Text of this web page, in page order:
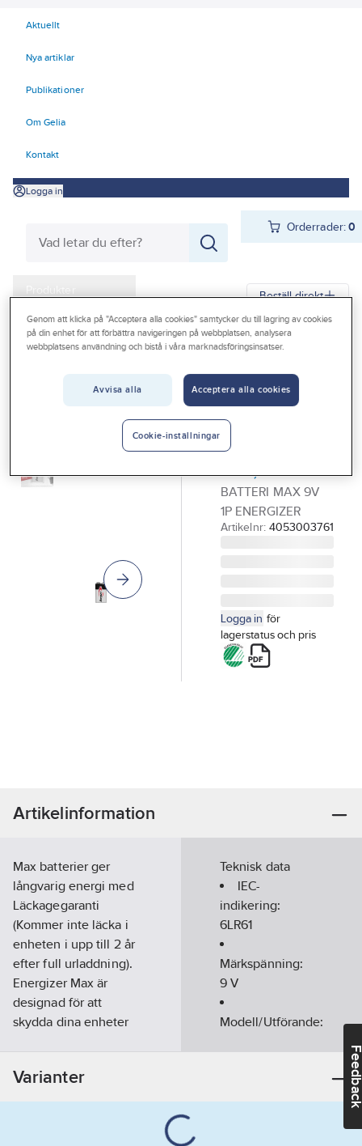
Aktuellt
Nya artiklar
Publikationer
Om Gelia
Kontakt
Logga in
Orderrader:0
Produkter
Kampanjer
Outlet
Beställ direkt
Gelia Produkter Gelia El Batteri Batteri
alkaliskt,
Energizer
Max, 9V
BATTERI MAX 9V
1P ENERGIZER
Artikelnr: 4053003761
Logga in för
lagerstatus och pris
Artikelinformation
Max batterier ger
långvarig energi med
Läckagegaranti
(Kommer inte läcka i
enheten i upp till 2 år
efter full urladdning).
Energizer Max är
designad för att
skydda dina enheter
till produkter såsom
brandvarnare,
Teknisk data
IEC-
indikering:
6LR61
Märkspänning:
9 V
Modell/Utförande:
Varianter
Genom att klicka på "Acceptera alla cookies" samtycker du till lagring av cookies
på din enhet för att förbättra navigeringen på webbplatsen, analysera
webbplatsens användning och bistå i våra marknadsföringsinsatser.
Avvisa alla Acceptera alla cookies
Cookie-inställningar